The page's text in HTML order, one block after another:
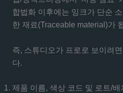
합법화 이후에는 잉크가 단순
한 재료(Traceable material)가
즉, 스튜디오가 프로로 보이려
다.
제품 이름, 색상 코드 및 로트/배